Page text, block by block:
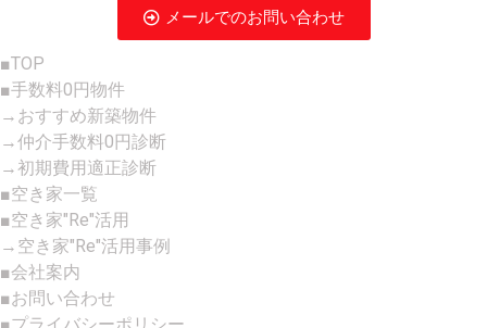
メールでのお問い合わせ
■TOP
■手数料0円物件
→おすすめ新築物件
→仲介手数料0円診断
→初期費用適正診断
■空き家一覧
■空き家"Re"活用
→空き家"Re"活用事例
■会社案内
■お問い合わせ